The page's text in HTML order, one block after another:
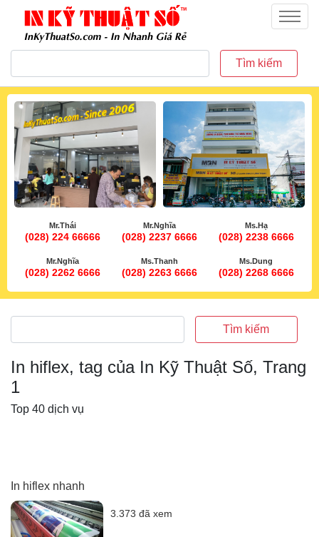
inkythuatso.com
Menu
Tìm kiếm
Mr.Thái
(028) 224 66666
Mr.Nghĩa
(028) 2237 6666
Ms.Hạ
(028) 2238 6666
Mr.Nghĩa
(028) 2262 6666
Ms.Thanh
(028) 2263 6666
Ms.Dung
(028) 2268 6666
Tìm kiếm
In hiflex, tag của In Kỹ Thuật Số, Trang
1
Top 40 dịch vụ
In hiflex nhanh
3.373 đã xem